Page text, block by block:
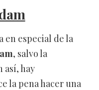
en especial de la
, salvo la
así, hay
la pena hacer una